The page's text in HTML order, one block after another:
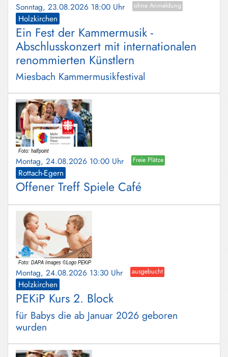
Sonntag, 23.08.2026 18:00 Uhr ohne Anmeldung
Holzkirchen
Ein Fest der Kammermusik -
Abschlusskonzert mit internationalen
renommierten Künstlern
Miesbach Kammermusikfestival
Montag, 24.08.2026 10:00 Uhr Freie Plätze
Rottach-Egern
Offener Treff Spiele Café
Montag, 24.08.2026 13:30 Uhr ausgebucht
Holzkirchen
PEKiP Kurs 2. Block
für Babys die ab Januar 2026 geboren
wurden